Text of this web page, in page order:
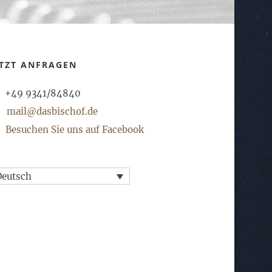
ANFRAGEN
+49 9341/84840
mail@dasbischof.de
Besuchen Sie uns auf Facebook